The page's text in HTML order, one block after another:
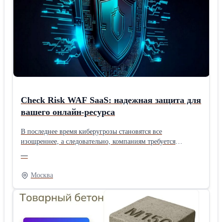
впускным коллектором ACIS. Этот бензиновый агрегат под
индексом V35A-FTS устанавливается на Lexus LS 500.
Ожидается, что его мощность составит порядка 415
«лошадей», а крутящий момент — солидных 600 Нм.
Машина в наличии, находится в Обнинске. Полный пакет
документов, отметки о бронировании.
каналами привлечения клиентов в рамках одной команды.
Подробнее: продвижение-сайтов-под-ключ.рф
Check Risk WAF SaaS: надежная защита для
вашего онлайн-ресурса
В последнее время киберугрозы становятся все
изощреннее, а следовательно, компаниям требуется
WAF SaaS – российское облачное решение, сочетающее в
одном сервисе три главных компонентов безопасности:
традиционный WAF (Web Application Firewall), антибот-
систему и анти-DDoS-защиту. Этот сервис выступает в
качестве своеобразного фильтра: весь входящий трафик
—
Москва